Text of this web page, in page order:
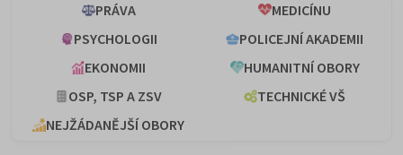
PRÁVA
MEDICÍNU
PSYCHOLOGII
POLICEJNÍ AKADEMII
EKONOMII
HUMANITNÍ OBORY
OSP, TSP A ZSV
TECHNICKÉ VŠ
NEJŽÁDANĚJŠÍ OBORY